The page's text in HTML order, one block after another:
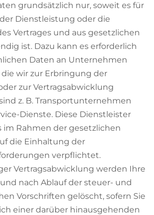
grundsätzlich nur, soweit es für
Dienstleistung oder die
Vertrages und aus gesetzlichen
ist. Dazu kann es erforderlich
Daten an Unternehmen
wir zur Erbringung der
zur Vertragsabwicklung
z. B. Transportunternehmen
Dienste. Diese Dienstleister
im Rahmen der gesetzlichen
die Einhaltung der
verpflichtet.
Vertragsabwicklung werden Ihre
nach Ablauf der steuer- und
Vorschriften gelöscht, sofern Sie
einer darüber hinausgehenden